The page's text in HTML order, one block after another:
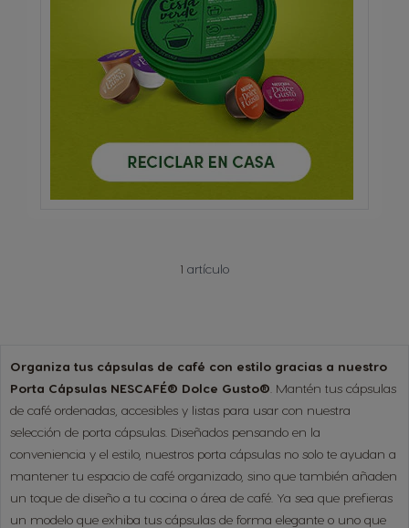
1 artículo
Organiza tus cápsulas de café con estilo gracias a nuestro
Porta Cápsulas NESCAFÉ® Dolce Gusto® . Mantén tus cápsulas
de café ordenadas, accesibles y listas para usar con nuestra
selección de porta cápsulas. Diseñados pensando en la
conveniencia y el estilo, nuestros porta cápsulas no solo te ayudan a
mantener tu espacio de café organizado, sino que también añaden
un toque de diseño a tu cocina o área de café. Ya sea que prefieras
un modelo que exhiba tus cápsulas de forma elegante o uno que